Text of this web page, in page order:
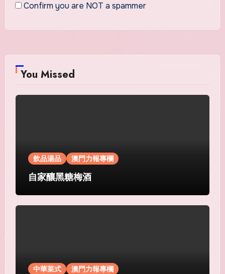
Confirm you are NOT a spammer
You Missed
飲品湯品 澳門力報專欄
自家釀黑糖梅酒
中華菜式 澳門力報專欄